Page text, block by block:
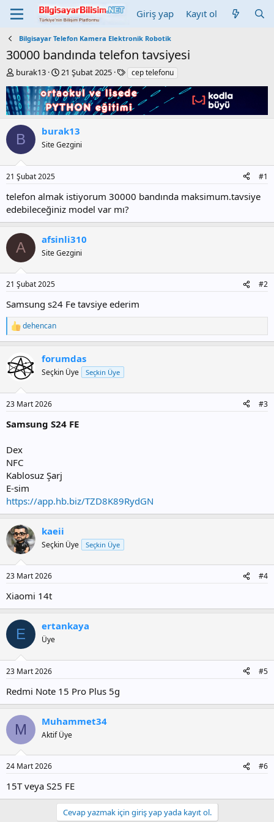
Giriş yap Kayıt ol
Bilgisayar Telefon Kamera Elektronik Robotik
30000 bandında telefon tavsiyesi
K
n
b
u
y
u
a
l
a
t
a
n
burak13
B
ş
l
a
n
g
ı
a
r
i
h
i
21 Şubat 2025
E
i
k
e
cep telefonu
B burak13
Site Gezgini
21 Şubat 2025 #1
telefon almak istiyorum 30000 bandında maksimum.tavsiye
edebileceğiniz model var mı?
A afsinli310
Site Gezgini
21 Şubat 2025 #2
Samsung s24 Fe tavsiye ederim
T
e
k
i
l
:
dehencan
forumdas
Seçkin Üye Seçkin Üye
23 Mart 2026 #3
Samsung S24 FE
Dex
NFC
Kablosuz Şarj
E-sim
https://app.hb.biz/TZD8K89RydGN
kaeii
Seçkin Üye Seçkin Üye
23 Mart 2026 #4
Xiaomi 14t
E ertankaya
Üye
23 Mart 2026 #5
Redmi Note 15 Pro Plus 5g
M Muhammet34
Aktif Üye
24 Mart 2026 #6
15T veya S25 FE
Cevap yazmak için giriş yap yada kayıt ol.